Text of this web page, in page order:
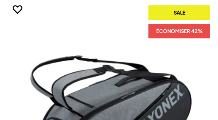
SALE
ÉCONOMISER 42%